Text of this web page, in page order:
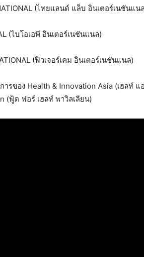
(ไทยแลนด์ แล็บ อินเตอร์เนชันแน
(ไบโอเอพี อินเตอร์เนชันแนล)
(ฟิวเจอร์เคม อินเตอร์เนชันแนล)
ารของ Health & Innovation Asia (เฮลท์
(ฟู้ด ฟอร์ เฮลท์ พาวิลเลียน)